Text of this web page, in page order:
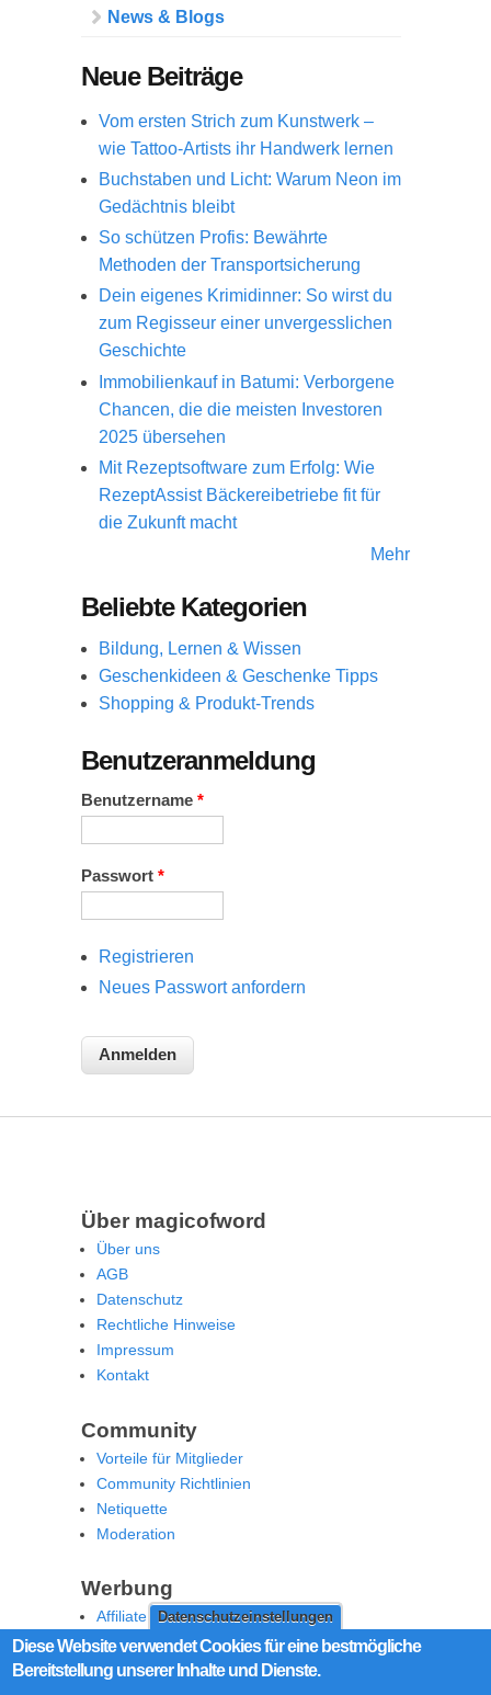
Datenschutzeinstellungen
Diese Website verwendet Cookies für eine bestmögliche
Bereitstellung unserer Inhalte und Dienste.
News & Blogs
Neue Beiträge
Vom ersten Strich zum Kunstwerk –
wie Tattoo-Artists ihr Handwerk lernen
Buchstaben und Licht: Warum Neon im
Gedächtnis bleibt
So schützen Profis: Bewährte
Methoden der Transportsicherung
Dein eigenes Krimidinner: So wirst du
zum Regisseur einer unvergesslichen
Geschichte
Immobilienkauf in Batumi: Verborgene
Chancen, die die meisten Investoren
2025 übersehen
Mit Rezeptsoftware zum Erfolg: Wie
RezeptAssist Bäckereibetriebe fit für
die Zukunft macht
Mehr
Beliebte Kategorien
Bildung, Lernen & Wissen
Geschenkideen & Geschenke Tipps
Shopping & Produkt-Trends
Benutzeranmeldung
Benutzername *
Passwort *
Registrieren
Neues Passwort anfordern
Über magicofword
Über uns
AGB
Datenschutz
Rechtliche Hinweise
Impressum
Kontakt
Community
Vorteile für Mitglieder
Community Richtlinien
Netiquette
Moderation
Werbung
Affiliate Offenlegung
Werben Sie auf MoW